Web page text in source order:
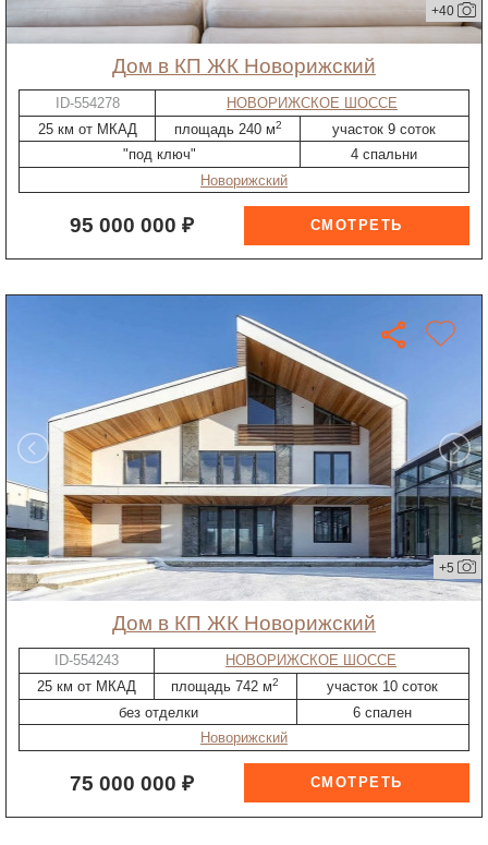
+40
дом в КП ЖК Новорижский
ID-554278
НОВОРИЖСКОЕ ШОССЕ
25 км от МКАД
площадь 240 м2
участок 9 соток
"под ключ"
4 спальни
Новорижский
95 000 000 ₽
+5
дом в КП ЖК Новорижский
ID-554243
НОВОРИЖСКОЕ ШОССЕ
25 км от МКАД
площадь 742 м2
участок 10 соток
без отделки
6 спален
Новорижский
75 000 000 ₽